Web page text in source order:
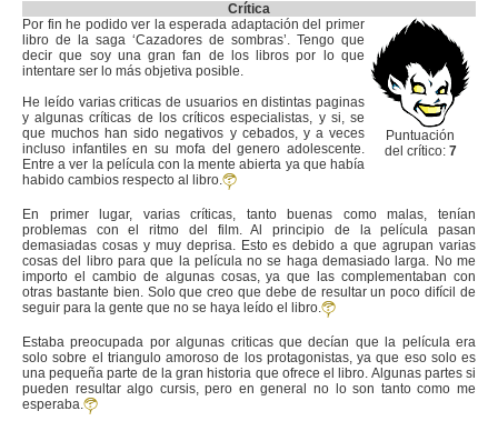
Crítica
Puntuación
del crítico: 7
Por fin he podido ver la esperada adaptación del primer
libro de la saga ‘Cazadores de sombras’. Tengo que
decir que soy una gran fan de los libros por lo que
intentare ser lo más objetiva posible.
He leído varias criticas de usuarios en distintas paginas
y algunas críticas de los críticos especialistas, y si, se
que muchos han sido negativos y cebados, y a veces
incluso infantiles en su mofa del genero adolescente.
Entre a ver la película con la mente abierta ya que había
habido cambios respecto al libro.
En primer lugar, varias críticas, tanto buenas como malas, tenían
problemas con el ritmo del film. Al principio de la película pasan
demasiadas cosas y muy deprisa. Esto es debido a que agrupan varias
cosas del libro para que la película no se haga demasiado larga. No me
importo el cambio de algunas cosas, ya que las complementaban con
otras bastante bien. Solo que creo que debe de resultar un poco difícil de
seguir para la gente que no se haya leído el libro.
Estaba preocupada por algunas criticas que decían que la película era
solo sobre el triangulo amoroso de los protagonistas, ya que eso solo es
una pequeña parte de la gran historia que ofrece el libro. Algunas partes si
pueden resultar algo cursis, pero en general no lo son tanto como me
esperaba.